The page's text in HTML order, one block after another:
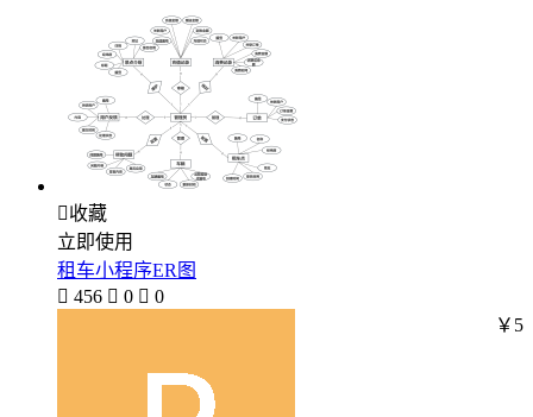
收藏
立即使用
租车小程序ER图
 456  0  0
￥5